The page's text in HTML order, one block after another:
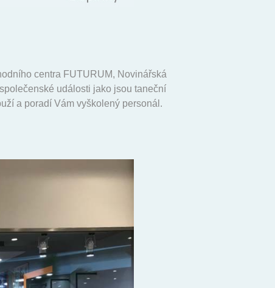
centra FUTURUM, Novinářská
události jako jsou taneční
a poradí Vám vyškolený personál.